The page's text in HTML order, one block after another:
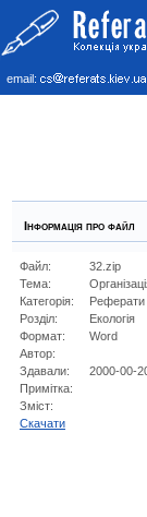
email:
Інформація про файл
Файл:
32.zip
Тема:
Категорія:
Реферати
Розділ:
Екологiя
Формат:
Word
Автор:
Здавали:
2000-00-
Примітка:
Зміст:
Cкачати